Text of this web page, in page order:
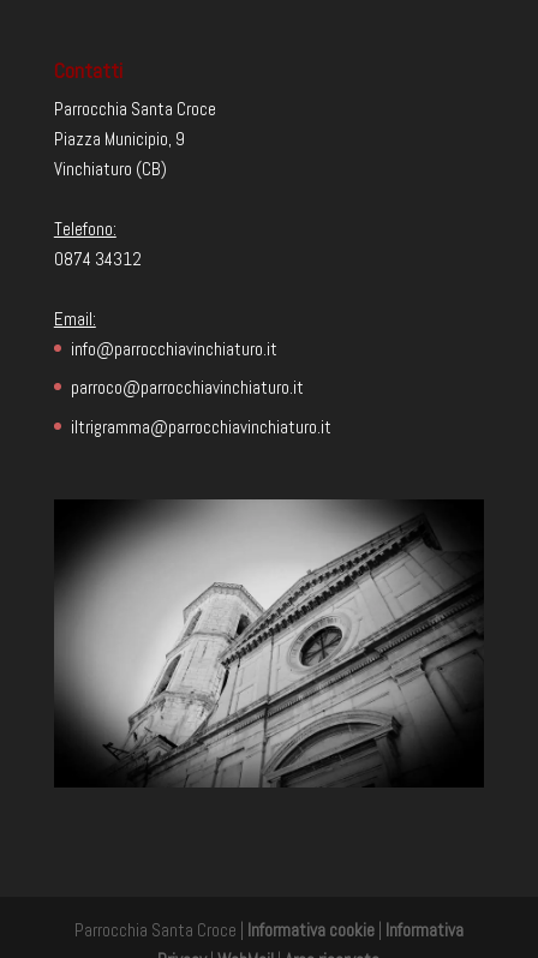
Contatti
Parrocchia Santa Croce
Piazza Municipio, 9
Vinchiaturo (CB)
Telefono:
0874 34312
Email:
info@parrocchiavinchiaturo.it
parroco@parrocchiavinchiaturo.it
iltrigramma@parrocchiavinchiaturo.it
Parrocchia Santa Croce | Informativa cookie| Informativa